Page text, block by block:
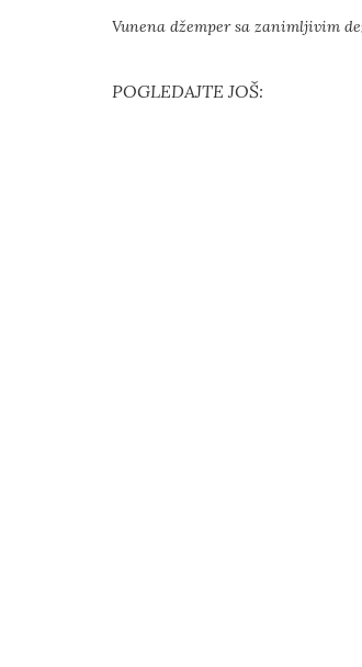
Vunena džemper sa zanimljivim
POGLEDAJTE JOŠ: